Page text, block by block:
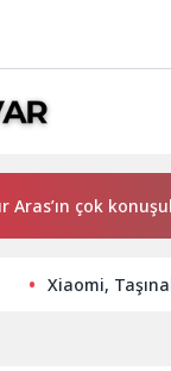
çok konuşulan
Xiaomi,